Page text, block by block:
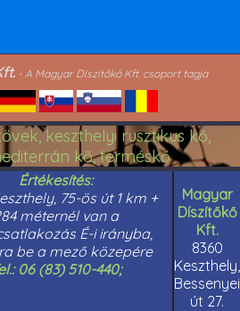
- A Magyar Díszítőkő Kft. csoport tagja
keszthelyi rusztikus kő,
kő, terméskő
Értékesítés:
75-ös út 1 km +
méternél van a
É-i irányba,
be a mező közepére
06 (83) 510-440;
Magyar
Díszítőkő
Kft.
8360
Keszthely,
Bessenyei
út 27.